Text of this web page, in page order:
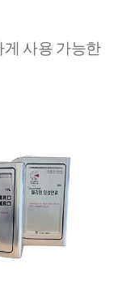
게 사용 가능한